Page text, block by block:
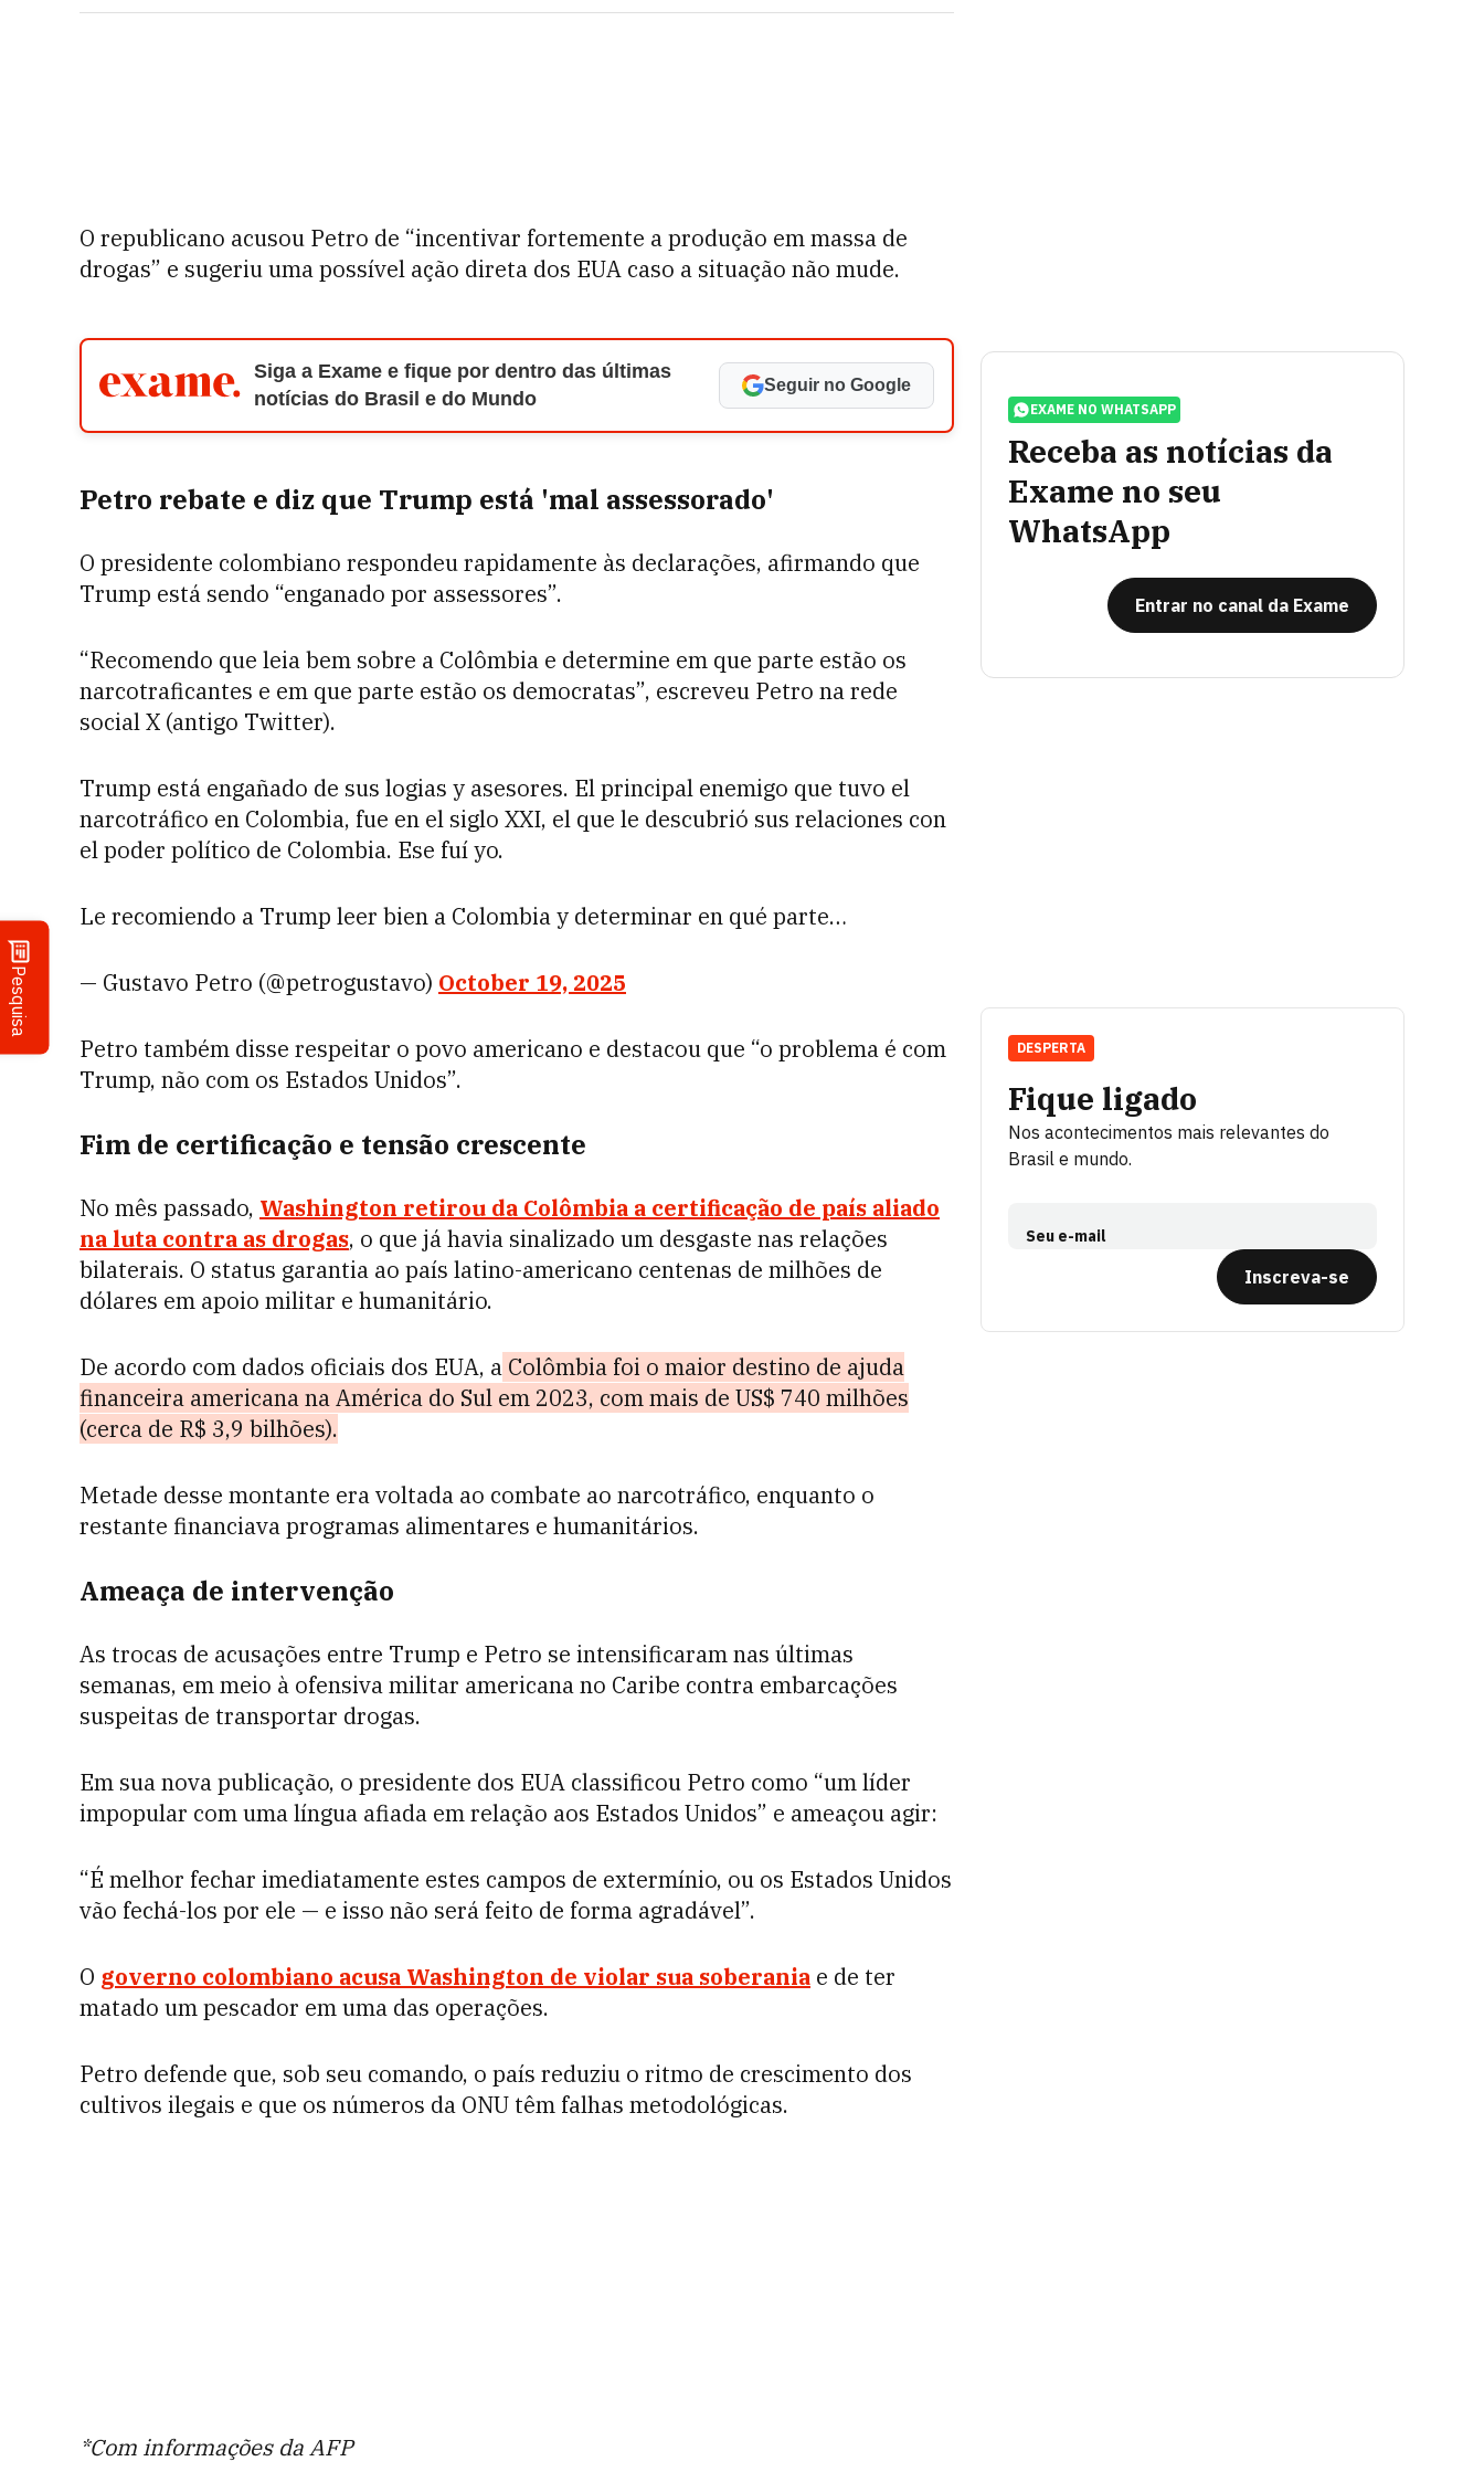
Pesquisa
O republicano acusou Petro de “incentivar fortemente a produção em massa de
drogas” e sugeriu uma possível ação direta dos EUA caso a situação não mude.
Siga a Exame e fique por dentro das últimas
notícias do Brasil e do Mundo
Seguir no Google
Petro rebate e diz que Trump está 'mal assessorado'
O presidente colombiano respondeu rapidamente às declarações, afirmando que
Trump está sendo “enganado por assessores”.
“Recomendo que leia bem sobre a Colômbia e determine em que parte estão os
narcotraficantes e em que parte estão os democratas”, escreveu Petro na rede
social X (antigo Twitter).
Trump está engañado de sus logias y asesores. El principal enemigo que tuvo el
narcotráfico en Colombia, fue en el siglo XXI, el que le descubrió sus relaciones con
el poder político de Colombia. Ese fuí yo.
Le recomiendo a Trump leer bien a Colombia y determinar en qué parte…
— Gustavo Petro (@petrogustavo) October 19, 2025
Petro também disse respeitar o povo americano e destacou que “o problema é com
Trump, não com os Estados Unidos”.
Fim de certificação e tensão crescente
No mês passado, Washington retirou da Colômbia a certificação de país aliado
na luta contra as drogas, o que já havia sinalizado um desgaste nas relações
bilaterais. O status garantia ao país latino-americano centenas de milhões de
dólares em apoio militar e humanitário.
De acordo com dados oficiais dos EUA, a Colômbia foi o maior destino de ajuda
financeira americana na América do Sul em 2023, com mais de US$ 740 milhões
(cerca de R$ 3,9 bilhões).
Metade desse montante era voltada ao combate ao narcotráfico, enquanto o
restante financiava programas alimentares e humanitários.
Ameaça de intervenção
As trocas de acusações entre Trump e Petro se intensificaram nas últimas
semanas, em meio à ofensiva militar americana no Caribe contra embarcações
suspeitas de transportar drogas.
Em sua nova publicação, o presidente dos EUA classificou Petro como “um líder
impopular com uma língua afiada em relação aos Estados Unidos” e ameaçou agir:
“É melhor fechar imediatamente estes campos de extermínio, ou os Estados Unidos
vão fechá-los por ele — e isso não será feito de forma agradável”.
O governo colombiano acusa Washington de violar sua soberania e de ter
matado um pescador em uma das operações.
Petro defende que, sob seu comando, o país reduziu o ritmo de crescimento dos
cultivos ilegais e que os números da ONU têm falhas metodológicas.
*Com informações da AFP
EXAME NO WHATSAPP
Receba as notícias da
Exame no seu
WhatsApp
Entrar no canal da Exame
Fique ligado
Nos acontecimentos mais relevantes do
Brasil e mundo.
Seu e-mail
Inscreva-se
DESPERTA